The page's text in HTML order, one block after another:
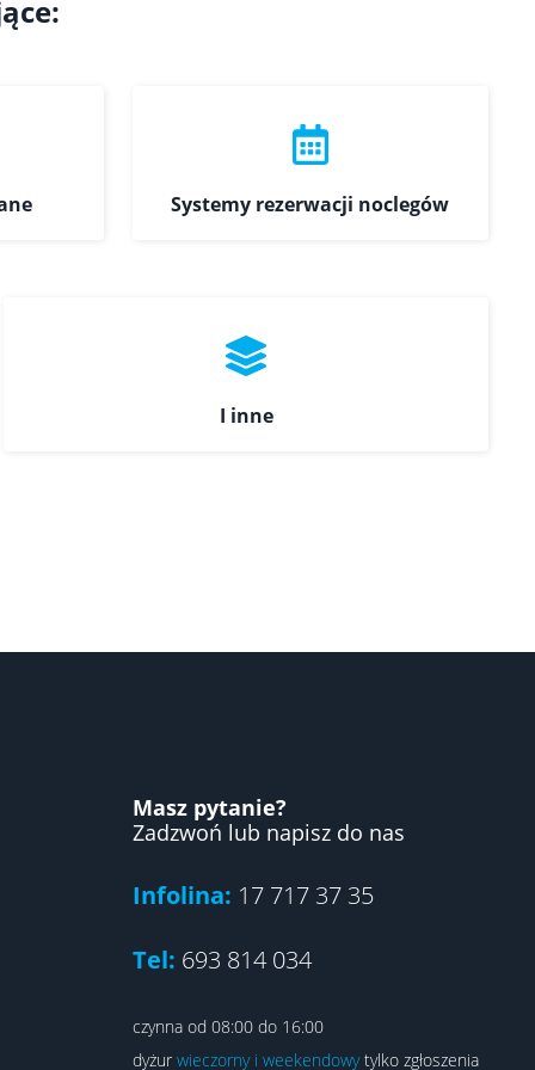
Systemy rezerwacji noclegów
I inne
Masz pytanie?
Zadzwoń lub napisz do nas
Infolina: 17 717 37 35
Tel: 693 814 034
czynna od 08:00 do 16:00
dyżur wieczorny i weekendowytylko zgłoszenia